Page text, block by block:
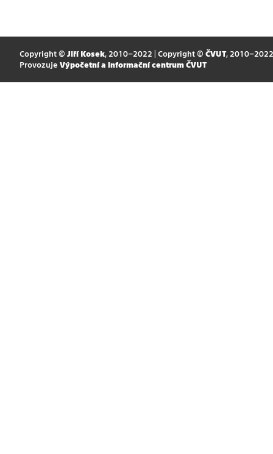
Copyright © Jiří Kosek, 2010–2022 | Copyright © ČVUT, 2010–2022
Provozuje Výpočetní a informační centrum ČVUT